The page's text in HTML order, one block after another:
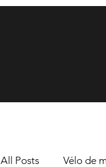
All Posts Vélo de